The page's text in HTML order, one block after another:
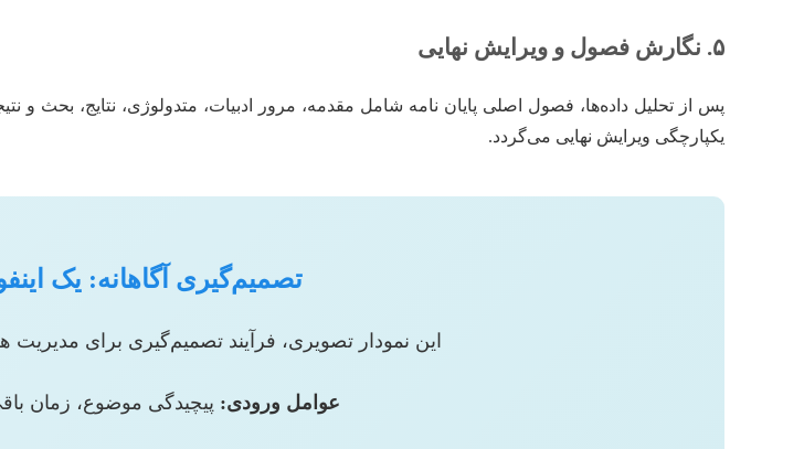
۵. نگارش فصول و ویرایش نهایی
پس از تحلیل داده‌ها، فصول اصلی پایان نامه شامل مقدمه، مرور ادبیات، متدولوژی، نتایج، بحث
یکپارچگی ویرایش نهایی می‌گردد.
تصمیم‌گیری آگاهانه: یک
این نمودار تصویری، فرآیند تصمیم‌گیری برای مدیریت
عوامل ورودی: پیچیدگی موضوع، زمان